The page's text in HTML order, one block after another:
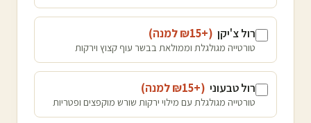
רול צ'יקן (+₪
15 למנה)
טורטייה מגולגלת וממולאת בבשר עוף קצוץ וירקות
רול טבעוני (+₪
15 למנה)
טורטייה מגולגלת עם מילוי ירקות שורש מוקפצים ופטריות